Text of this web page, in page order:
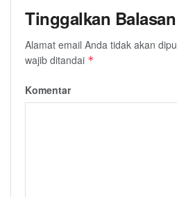
Tinggalkan Balasan
Alamat email Anda tidak akan
wajib ditandai *
Komentar